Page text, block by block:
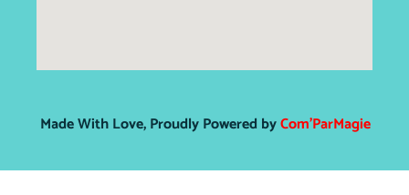
Made With Love, Proudly Powered byCom’ParMagie